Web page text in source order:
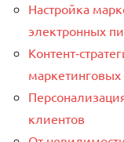
Настройка
электронных
клиентов